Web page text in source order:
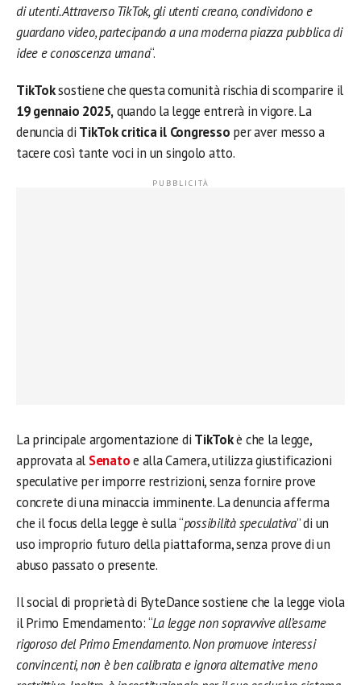
di utenti. Attraverso TikTok, gli utenti creano, condividono e
guardano video, partecipando a una moderna piazza pubblica di
idee e conoscenza umana“.
TikToksostiene che questa comunità rischia di scomparire il
19 gennaio 2025,quando la legge entrerà in vigore. La
denuncia di TikTok critica il Congresso per aver messo a
tacere così tante voci in un singolo atto.
La principale argomentazione di TikTokè che la legge,
approvata al Senatoe alla Camera, utilizza giustificazioni
speculative per imporre restrizioni, senza fornire prove
concrete di una minaccia imminente. La denuncia afferma
che il focus della legge è sulla “possibilità speculativa” di un
uso improprio futuro della piattaforma, senza prove di un
abuso passato o presente.
Il social di proprietà di ByteDance sostiene che la legge viola
il Primo Emendamento: “La legge non sopravvive all’esame
rigoroso del Primo Emendamento.Non promuove interessi
convincenti, non è ben calibrata e ignora alternative meno